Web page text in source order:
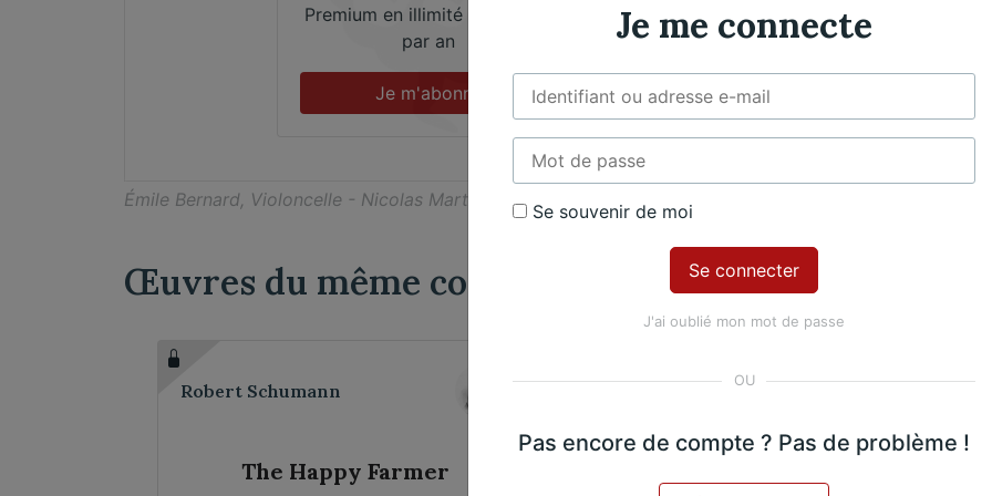
Premium en illimité pour 99 €
par an
Je m'abonne
Émile Bernard, Violoncelle - Nicolas Martin, Piano
Œuvres du même compositeur​
Robert Schumann
The Happy Farmer
Robert Schumann
Je me connecte
Se souvenir de moi
J'ai oublié mon mot de passe
Pas encore de compte ? Pas de problème !